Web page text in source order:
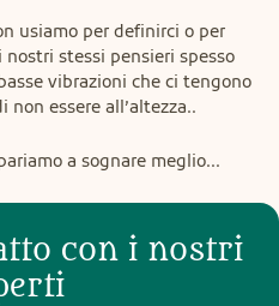
usiamo per definirci o per
stessi pensieri spesso
vibrazioni che ci tengono
essere all’altezza..
a sognare meglio...
con i nostri